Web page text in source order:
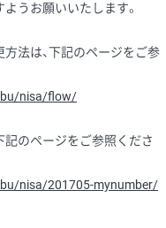
うお願いいたします。
法は、下記のページをご参
nisa/flow/
記のページをご参照くださ
nisa/201705-mynumber/